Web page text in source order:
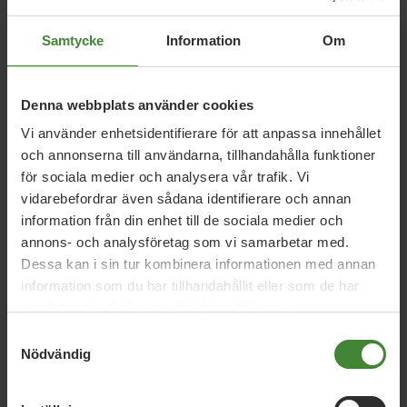
Samtycke Information Om
Denna webbplats använder cookies
Vi använder enhetsidentifierare för att anpassa innehållet
och annonserna till användarna, tillhandahålla funktioner
för sociala medier och analysera vår trafik. Vi
vidarebefordrar även sådana identifierare och annan
information från din enhet till de sociala medier och
annons- och analysföretag som vi samarbetar med.
Dessa kan i sin tur kombinera informationen med annan
information som du har tillhandahållit eller som de har
Nödvändig
Bjarke Christesen, 63 år mjukvaruutvecklare,
Lövånger
Anders Norberg, 71 år, pensionär, Ersmark
Eva Hård, 64 år, chef hälsa och sjukvård, Skellefteå
Jan-Erik Engman, 80 år, pensionär, Yttervik
Therese Löfroth, 49 år, universitetslektor, Broträsk
Barbro Viklund